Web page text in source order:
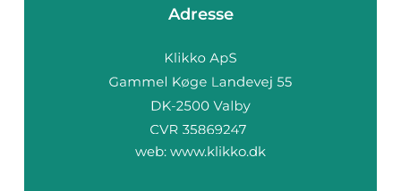
Adresse
web: www.klikko.dk